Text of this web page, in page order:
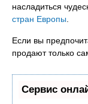
насладиться
стран Европы.
Если вы
продают только
Сервис